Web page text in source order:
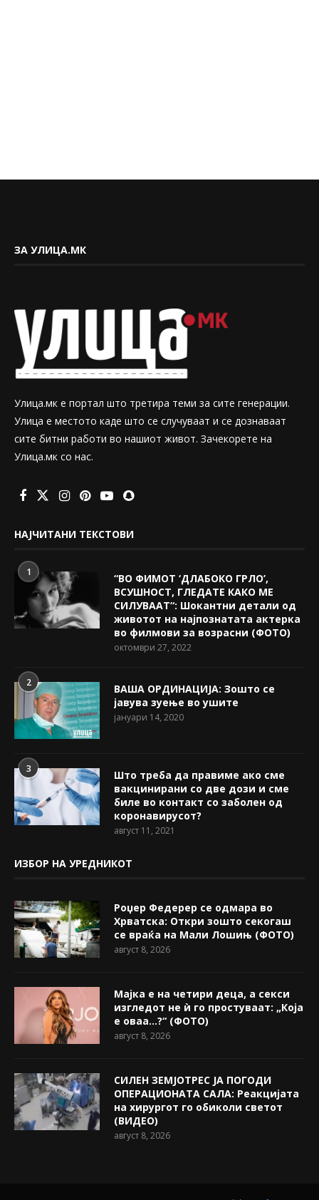
ЗА УЛИЦА.МК
Улица.мк е портал што третира теми за сите генерации.
Улица е местото каде што се случуваат и се дознаваат
сите битни работи во нашиот живот. Зачекорете на
Улица.мк со нас.
НАЈЧИТАНИ ТЕКСТОВИ
1
“ВО ФИМОТ ‘ДЛАБОКО ГРЛО’,
ВСУШНОСТ, ГЛЕДАТЕ КАКО МЕ
СИЛУВААТ“: Шокантни детали од
животот на најпознатата актерка
во филмови за возрасни (ФОТО)
октомври 27, 2022
2
ВАША ОРДИНАЦИЈА: Зошто се
јавува зуење во ушите
јануари 14, 2020
3
Што треба да правиме ако сме
вакцинирани со две дози и сме
биле во контакт со заболен од
коронавирусот?
август 11, 2021
ИЗБОР НА УРЕДНИКОТ
Роџер Федерер се одмара во
Хрватска: Откри зошто секогаш
се враќа на Мали Лошињ (ФОТО)
август 8, 2026
Мајка е на четири деца, а секси
изгледот не ѝ го простуваат: „Која
е оваа…?“ (ФОТО)
август 8, 2026
СИЛЕН ЗЕМЈОТРЕС ЈА ПОГОДИ
ОПЕРАЦИОНАТА САЛА: Реакцијата
на хирургот го обиколи светот
(ВИДЕО)
август 8, 2026